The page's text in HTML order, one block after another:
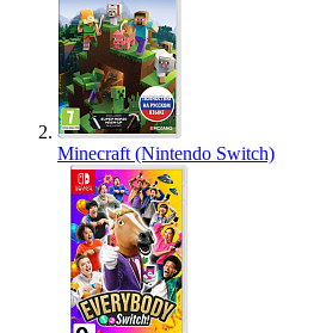
Minecraft (Nintendo Switch)